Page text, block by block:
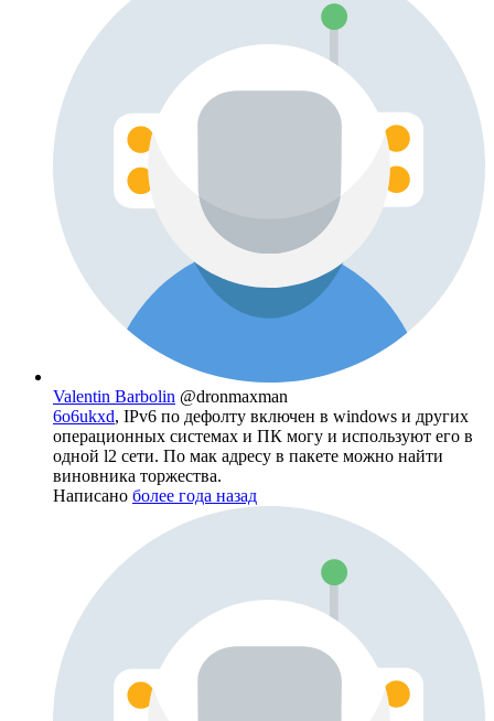
Valentin Barbolin @dronmaxman
6o6ukxd, IPv6 по дефолту включен в windows и других
операционных системах и ПК могу и используют его в
одной l2 сети. По мак адресу в пакете можно найти
виновника торжества.
Написано более года назад